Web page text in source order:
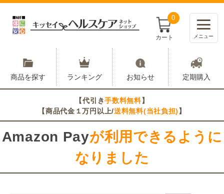
0
カート メニュー
商品を探す ランキング お知らせ 定期購入
【代引き手数料無料】
【商品代金１万円以上/送料無料(当社負担) 】
Amazon Payが利用できるように
なりました